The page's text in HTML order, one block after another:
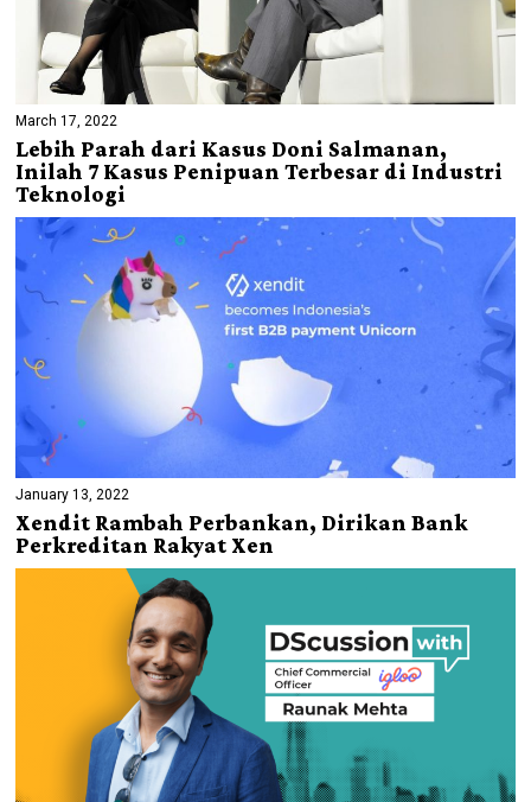
March 17, 2022
Lebih Parah dari Kasus Doni Salmanan,
Inilah 7 Kasus Penipuan Terbesar di Industri
Teknologi
January 13, 2022
Xendit Rambah Perbankan, Dirikan Bank
Perkreditan Rakyat Xen